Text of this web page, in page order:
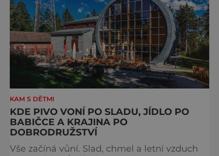
[caption id="attachment_74515
KAM S DĚTMI
KDE PIVO VONÍ PO SLADU, JÍDLO PO
BABIČCE A KRAJINA PO
DOBRODRUŽSTVÍ
Vše začíná vůní. Slad, chmel a letní vzduch